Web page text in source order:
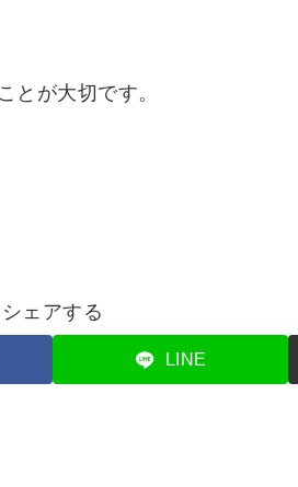
とが大切です。
シェアする
LINE